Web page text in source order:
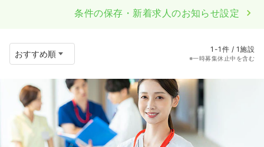
条件の保存・新着求人のお知らせ設定
1-1件 / 1施設
※一時募集休止中を含む